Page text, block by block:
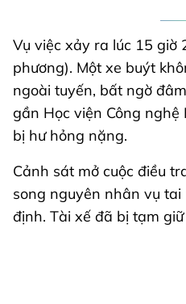
Vụ việc xảy ra lúc 15 giờ
phương). Một xe buýt
ngoài tuyến, bất ngờ
gần Học viện Công
bị hư hỏng nặng.
Cảnh sát mở cuộc điều
song nguyên nhân vụ
định. Tài xế đã bị tạm